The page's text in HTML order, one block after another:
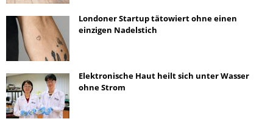
Londoner Startup tätowiert ohne einen
einzigen Nadelstich
Elektronische Haut heilt sich unter Wasser
ohne Strom